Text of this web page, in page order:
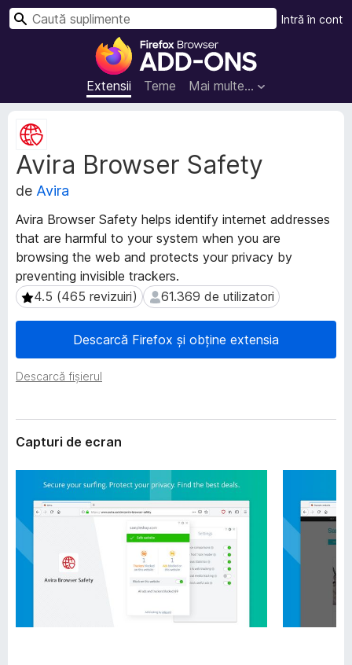
S
u
p
l
e
e
p
e
n
t
r
F
f
Extensii Teme Mai multe…
Intră în cont
C
Avira Browser Safety
de Avira
Avira Browser Safety helps identify internet addresses
that are harmful to your system when you are
browsing the web and protects your privacy by
preventing invisible trackers.
4.5 (465 revizuiri)
4.5 (465 revizuiri) 61.369 de utilizatori
61.369 de utilizatori
Descarcă Firefox și obține extensia
Descarcă fișierul
M
e
t
a
d
t
e
e
x
t
e
n
i
e
Capturi de ecran